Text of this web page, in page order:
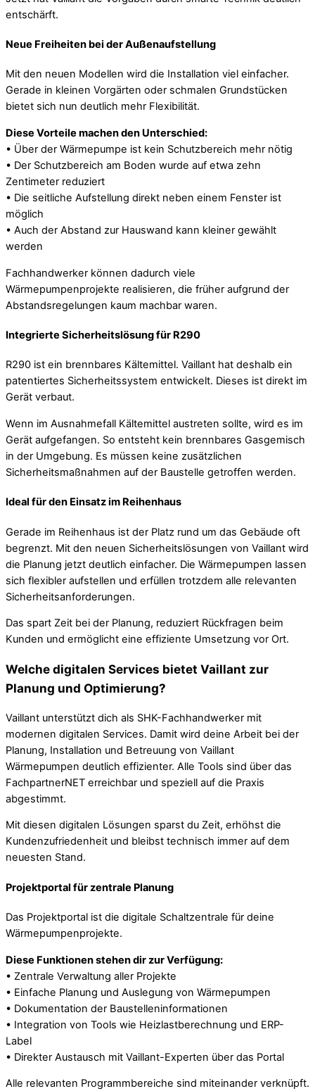
entschärft.
Neue Freiheiten bei der Außenaufstellung
Mit den neuen Modellen wird die Installation viel einfacher.
Gerade in kleinen Vorgärten oder schmalen Grundstücken
bietet sich nun deutlich mehr Flexibilität.
Diese Vorteile machen den Unterschied:
• Über der Wärmepumpe ist kein Schutzbereich mehr nötig
• Der Schutzbereich am Boden wurde auf etwa zehn
Zentimeter reduziert
• Die seitliche Aufstellung direkt neben einem Fenster ist
möglich
• Auch der Abstand zur Hauswand kann kleiner gewählt
werden
Fachhandwerker können dadurch viele
Wärmepumpenprojekte realisieren, die früher aufgrund der
Abstandsregelungen kaum machbar waren.
Integrierte Sicherheitslösung für R290
R290 ist ein brennbares Kältemittel. Vaillant hat deshalb ein
patentiertes Sicherheitssystem entwickelt. Dieses ist direkt im
Gerät verbaut.
Wenn im Ausnahmefall Kältemittel austreten sollte, wird es im
Gerät aufgefangen. So entsteht kein brennbares Gasgemisch
in der Umgebung. Es müssen keine zusätzlichen
Sicherheitsmaßnahmen auf der Baustelle getroffen werden.
Ideal für den Einsatz im Reihenhaus
Gerade im Reihenhaus ist der Platz rund um das Gebäude oft
begrenzt. Mit den neuen Sicherheitslösungen von Vaillant wird
die Planung jetzt deutlich einfacher. Die Wärmepumpen lassen
sich flexibler aufstellen und erfüllen trotzdem alle relevanten
Sicherheitsanforderungen.
Das spart Zeit bei der Planung, reduziert Rückfragen beim
Kunden und ermöglicht eine effiziente Umsetzung vor Ort.
Welche digitalen Services bietet Vaillant zur
Planung und Optimierung?
Vaillant unterstützt dich als SHK-Fachhandwerker mit
modernen digitalen Services. Damit wird deine Arbeit bei der
Planung, Installation und Betreuung von Vaillant
Wärmepumpen deutlich effizienter. Alle Tools sind über das
FachpartnerNET erreichbar und speziell auf die Praxis
abgestimmt.
Mit diesen digitalen Lösungen sparst du Zeit, erhöhst die
Kundenzufriedenheit und bleibst technisch immer auf dem
neuesten Stand.
Projektportal für zentrale Planung
Das Projektportal ist die digitale Schaltzentrale für deine
Wärmepumpenprojekte.
Diese Funktionen stehen dir zur Verfügung:
• Zentrale Verwaltung aller Projekte
• Einfache Planung und Auslegung von Wärmepumpen
• Dokumentation der Baustelleninformationen
• Integration von Tools wie Heizlastberechnung und ERP-
Label
• Direkter Austausch mit Vaillant-Experten über das Portal
Alle relevanten Programmbereiche sind miteinander verknüpft.